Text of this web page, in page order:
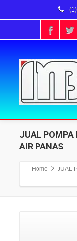
JUAL POMPA
AIR PANAS
Home
JUAL